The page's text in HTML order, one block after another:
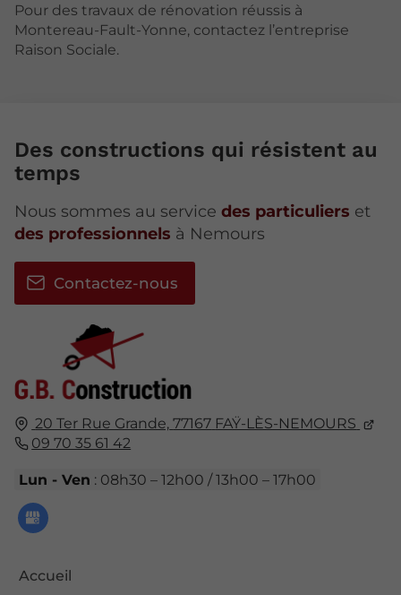
Pour des travaux de rénovation réussis à
Montereau-Fault-Yonne, contactez l’entreprise
Raison Sociale.
20 Ter Rue Grande, 77167 FAŸ-LÈS-NEMOURS
09 70 35 61 42
Lun - Ven : 08h30 – 12h00 / 13h00 – 17h00
Accueil
Des constructions qui résistent au
temps
Nous sommes au service des particuliers et
des professionnels à Nemours
Contactez-nous